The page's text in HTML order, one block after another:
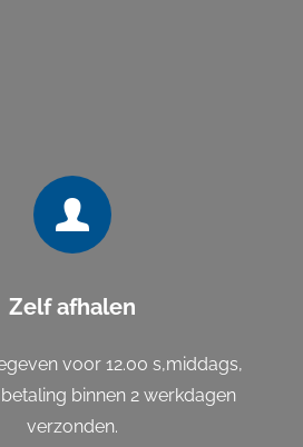
Zelf afhalen
voor 12.00 s,middags,
binnen 2 werkdagen
verzonden.